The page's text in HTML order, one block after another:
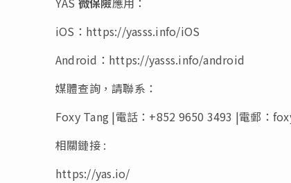
iOS：https://yasss.info/iOS
Android：https://yasss.info/android
媒體查詢，請聯系：
Foxy Tang |電話：+852 9650 3493 |電郵：
相關鏈接 :
https://yas.io/